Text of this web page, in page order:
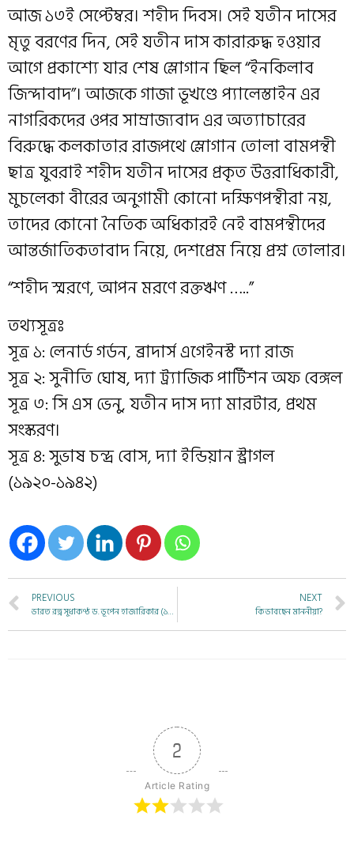
আজ ১৩ই সেপ্টেম্বর। শহীদ দিবস। সেই যতীন দাসের
মৃতু বরণের দিন, সেই যতীন দাস কারারুদ্ধ হওয়ার
আগে প্রকাশ্যে যার শেষ স্লোগান ছিল “ইনকিলাব
জিন্দাবাদ”। আজকে গাজা ভূখণ্ডে প্যালেস্তাইন এর
নাগরিকদের ওপর সাম্রাজ্যবাদ এর অত্যাচারের
বিরুদ্ধে কলকাতার রাজপথে স্লোগান তোলা বামপন্থী
ছাত্র যুবরাই শহীদ যতীন দাসের প্রকৃত উত্তরাধিকারী,
মুচলেকা বীরের অনুগামী কোনো দক্ষিণপন্থীরা নয়,
তাদের কোনো নৈতিক অধিকারই নেই বামপন্থীদের
আন্তর্জাতিকতাবাদ নিয়ে, দেশপ্রেম নিয়ে প্রশ্ন তোলার।
“শহীদ স্মরণে, আপন মরণে রক্তঋণ …..”
তথ্যসূত্রঃ
সূত্র ১: লেনার্ড গর্ডন, ব্রাদার্স এগেইনস্ট দ্যা রাজ
সূত্র ২: সুনীতি ঘোষ, দ্যা ট্র্যাজিক পার্টিশন অফ বেঙ্গল
সূত্র ৩: সি এস ভেনু, যতীন দাস দ্যা মারটার, প্রথম
সংস্করণ।
সূত্র ৪: সুভাষ চন্দ্র বোস, দ্যা ইন্ডিয়ান স্ট্রাগল
(১৯২০-১৯৪২)
PREVIOUS
ভারত রত্ন সুধাকণ্ঠ ড. ভূপেন হাজারিকার (১৯২৬ – ২০১১) জন্ম শতবর্ষঃ একটি স্মৃতি তর্পণ
NEXT
কি ভাবছেন মাননীয়া?
2
Article Rating